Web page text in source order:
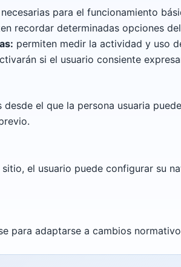
necesarias para el funcionamiento
recordar determinadas opciones
permiten medir la actividad y uso
si el usuario consiente
el que la persona usuaria
el usuario puede configurar su
para adaptarse a cambios